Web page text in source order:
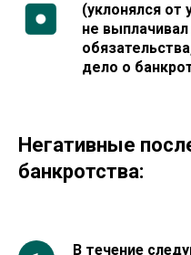
(уклонялся от
не
дело о
Негативные
банкротства:
В течение